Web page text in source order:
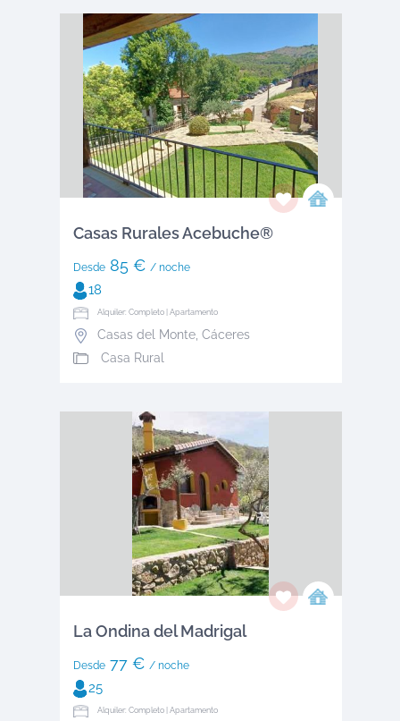
Casas Rurales Acebuche®
Desde85 € / noche
18
Alquiler: Completo | Apartamento
Casas del Monte, Cáceres
Casa Rural
La Ondina del Madrigal
Desde77 € / noche
25
Alquiler: Completo | Apartamento